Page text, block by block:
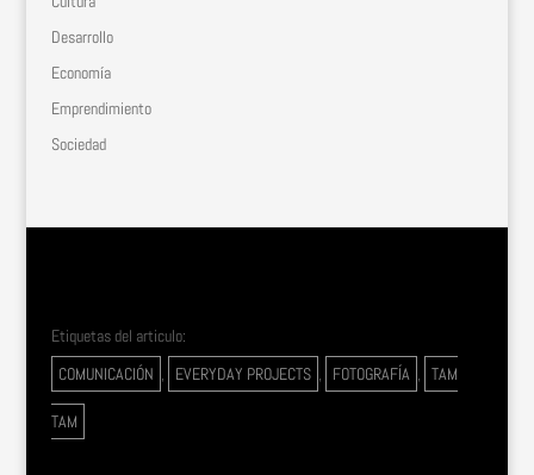
Desarrollo
Economía
Emprendimiento
Sociedad
Etiquetas del articulo:
COMUNICACIÓN , EVERYDAY PROJECTS , FOTOGRAFÍA , TAM
TAM